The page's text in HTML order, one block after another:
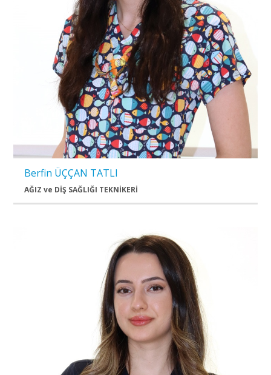
Berfin ÜÇÇAN TATLI
AĞIZ ve DİŞ SAĞLIĞI TEKNİKERİ